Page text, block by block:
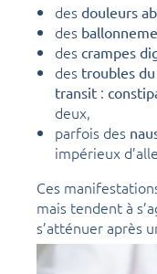
des douleurs
des
des crampes
des troubles du
transit :
deux,
parfois des
impérieux
Ces
mais tendent à
s’atténuer après